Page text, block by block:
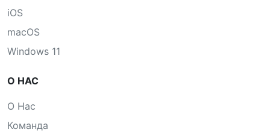
iOS
macOS
Windows 11
О НАС
О Нас
Команда